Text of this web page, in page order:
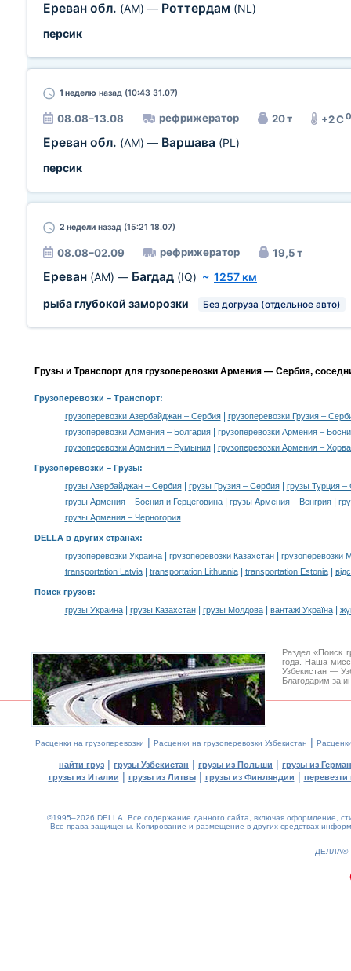
Ереван обл. (AM) — Роттердам (NL)
персик
1 неделю назад (10:43 31.07)
08.08–13.08 рефрижератор 20 т +2 C0
Ереван обл. (AM) — Варшава (PL)
персик
2 недели назад (15:21 18.07)
08.08–02.09 рефрижератор 19,5 т
Ереван (AM) — Багдад (IQ) ~ 1257 км
рыба глубокой заморозки
Без догруза (отдельное авто)
Грузы и Транспорт для грузоперевозки Армения — Сербия,
Грузоперевозки – Транспорт:
грузоперевозки Азербайджан – Сербия|
грузоперевозки Грузия –
грузоперевозки Армения – Болгария|
грузоперевозки Армения –
грузоперевозки Армения – Румыния| грузоперевозки Армения –
Грузоперевозки – Грузы:
грузы Азербайджан – Сербия| грузы Грузия – Сербия|
грузы Турция –
грузы Армения – Босния и Герцеговина| грузы Армения – Венгрия|
грузы Армения – Черногория
DELLA в других странах:
грузоперевозки Украина| грузоперевозки Казахстан|
грузоперевозки
transportation Latvia| transportation Lithuania| transportation Estonia|
Поиск грузов:
грузы Украина| грузы Казахстан| грузы Молдова| вантажі Україна|
Раздел «Поиск
года. Наша
Узбекистан —
Благодарим за
Расценки на грузоперевозки | Расценки на грузоперевозки Узбекистан |
найти груз | грузы Узбекистан | грузы из Польши | грузы из
грузы из Италии | грузы из Литвы| грузы из Финляндии | перевезти
©1995–2026 DELLA. Все содержание данного сайта, включая оформление,
Все права защищены. Копирование и размещение в других средствах